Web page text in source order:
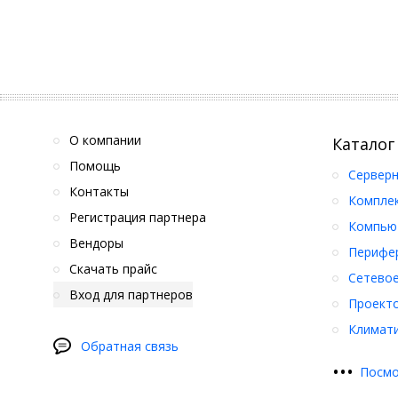
О компании
Помощь
Контакты
Регистрация партнера
Вендоры
Скачать прайс
Вход для партнеров
Обратная связь
•••